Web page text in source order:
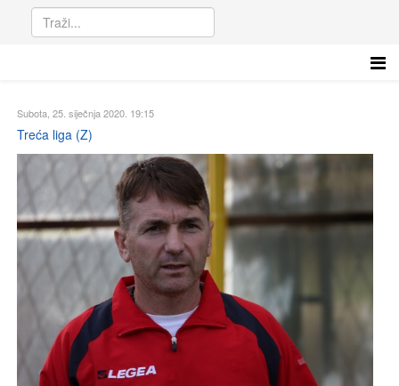
Subota, 25. siječnja 2020. 19:15
Treća liga (Z)